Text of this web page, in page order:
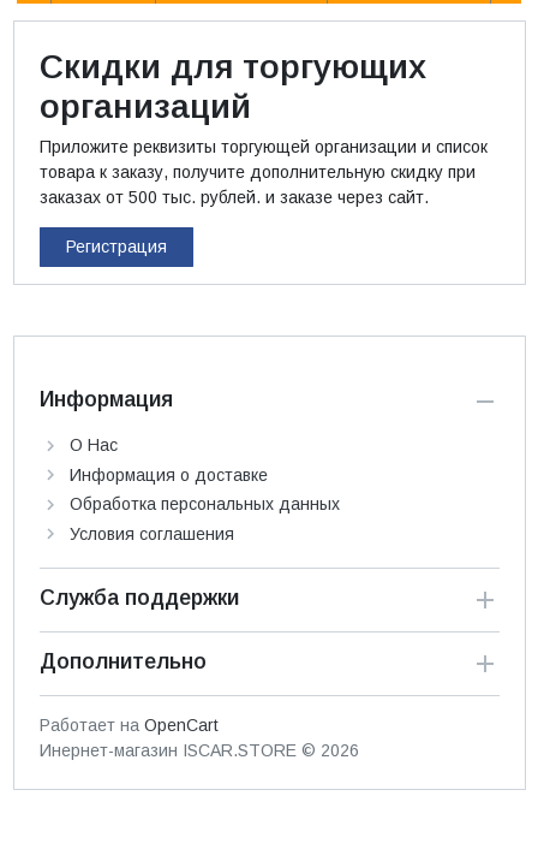
Скидки для торгующих
организаций
Приложите реквизиты торгующей организации и список
товара к заказу, получите дополнительную скидку при
заказах от 500 тыс. рублей. и заказе через сайт.
Регистрация
Информация
О Нас
Информация о доставке
Обработка персональных данных
Условия соглашения
Служба поддержки
Дополнительно
Работает на OpenCart
Инернет-магазин ISCAR.STORE © 2026